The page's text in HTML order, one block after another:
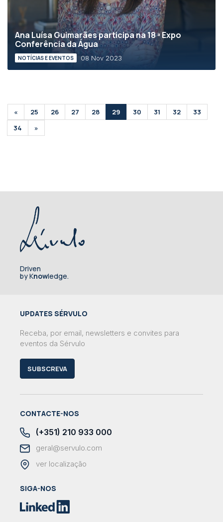
Ana Luísa Guimarães participa na 18 ª Expo
Conferência da Água
NOTÍCIAS E EVENTOS 08 Nov 2023
« 25 26 27 28 29 30 31 32
33
34
»
Driven
by Knowledge.
UPDATES SÉRVULO
Receba, por email, newsletters e convites para
eventos da Sérvulo
SUBSCREVA
CONTACTE-NOS
(+351) 210 933 000
geral@servulo.com
ver localização
SIGA-NOS